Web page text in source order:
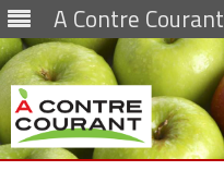
A Contre Courant